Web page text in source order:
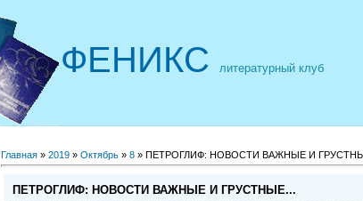
ФЕНИКС литературный клуб
Главная » 2019 » Октябрь » 8 » ПЕТРОГЛИФ: НОВОСТИ ВАЖНЫЕ И
ПЕТРОГЛИФ: НОВОСТИ ВАЖНЫЕ И ГРУСТНЫЕ...